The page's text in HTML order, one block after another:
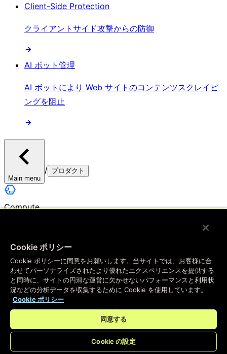
Client-Side Protection
クライアントサイド攻撃からの防御
AI ボット管理
AI ボットにより Web サイトのコンテンツスクレイピ
ングを阻止
Main menu
/ プロダクト
Compute
アプリをエッジに展開 — 私たちのインスタントプラ
ットフォームが、ユーザーに素晴らしいエクスペリエ
ンスを提供するための開発を支援します
最も高速なキーバリューストアでありながら、使い慣
Cookie ポリシー
Cookie ポリシーに同意をお願いします。当サイトでは、お客様に合
わせてパーソナライズされたより優れたエクスペリエンスを提供する
と同時に、サイトの円滑な運営に欠かせないパフォーマンスと利用状
況などの分析データを収集するために Cookie を使用しています。
Cookie ポリシー
同意する
Cookie の設定